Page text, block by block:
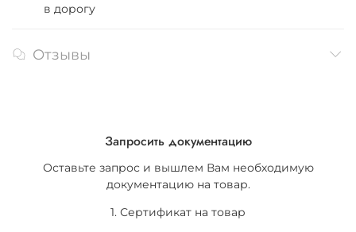
в дорогу
Отзывы
Запросить документацию
Оставьте запрос и вышлем Вам необходимую
документацию на товар.
1. Сертификат на товар